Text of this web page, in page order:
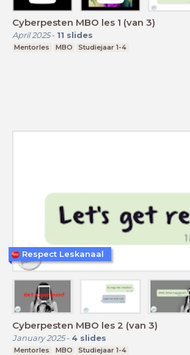
Cyberpesten MBO les 1 (van 3)
April 2025- 11 slides
Mentorles MBO Studiejaar 1-4
Cyberpesten MBO les 2 (van 3)
January 2025- 4 slides
Mentorles MBO Studiejaar 1-4
Respect Leskanaal